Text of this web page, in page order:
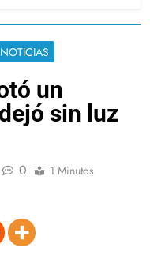
un
sin luz
0 1 Minutos